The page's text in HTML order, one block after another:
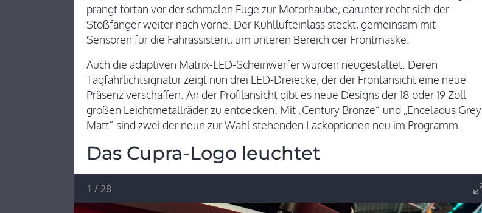
prangt fortan vor der schmalen Fuge zur Motorhaube, darunter recht sich der
Stoßfänger weiter nach vorne. Der Kühllufteinlass steckt, gemeinsam mit
Sensoren für die Fahrassistent, um unteren Bereich der Frontmaske.
Auch die adaptiven Matrix-LED-Scheinwerfer wurden neugestaltet. Deren
Tagfahrlichtsignatur zeigt nun drei LED-Dreiecke, der der Frontansicht eine neue
Präsenz verschaffen. An der Profilansicht gibt es neue Designs der 18 oder 19 Zoll
großen Leichtmetallräder zu entdecken. Mit „Century Bronze“ und „Enceladus Grey
Matt“ sind zwei der neun zur Wahl stehenden Lackoptionen neu im Programm.
Das Cupra-Logo leuchtet
1 /28